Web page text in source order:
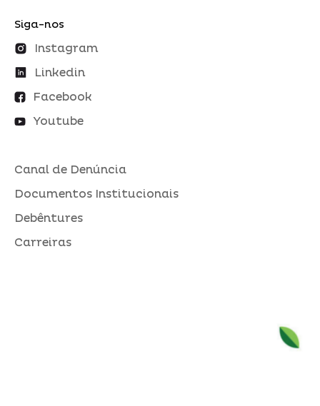
Siga-nos
Instagram
Linkedin
Facebook
Youtube
Canal de Denúncia
Documentos Institucionais
Debêntures
Carreiras